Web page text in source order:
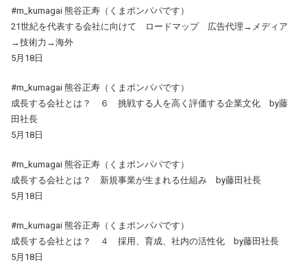
#m_kumagai 熊谷正寿（くまポンパパです）
21世紀を代表する会社に向けて ロードマップ 広告代理→メディア
→技術力→海外
5月18日
#m_kumagai 熊谷正寿（くまポンパパです）
成長する会社とは？ ６ 挑戦する人を高く評価する企業文化 by藤
田社長
5月18日
#m_kumagai 熊谷正寿（くまポンパパです）
成長する会社とは？ 新規事業が生まれる仕組み by藤田社長
5月18日
#m_kumagai 熊谷正寿（くまポンパパです）
成長する会社とは？ ４ 採用、育成、社内の活性化 by藤田社長
5月18日